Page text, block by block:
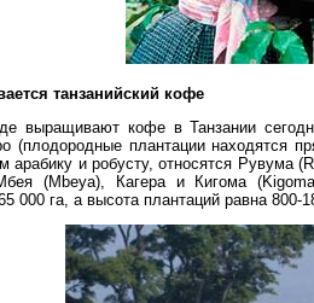
танзанийский кофе
выращивают кофе в Танзании
(плодородные плантации находятся
арабику и робусту, относятся Рувума
(Мbеуа), Кагера и Кигома
000 га, а высота плантаций равна